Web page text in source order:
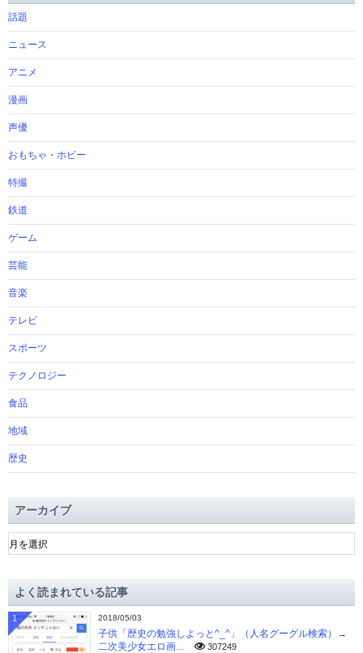
話題
ニュース
アニメ
漫画
声優
おもちゃ・ホビー
特撮
鉄道
ゲーム
芸能
音楽
テレビ
スポーツ
テクノロジー
食品
地域
歴史
アーカイブ
ア
ー
ブよく読まれている記事
2018/05/03
子供「歴史の勉強しよっと^_^」（人名グーグル検索）→
二次美少女エロ画...
307249
1